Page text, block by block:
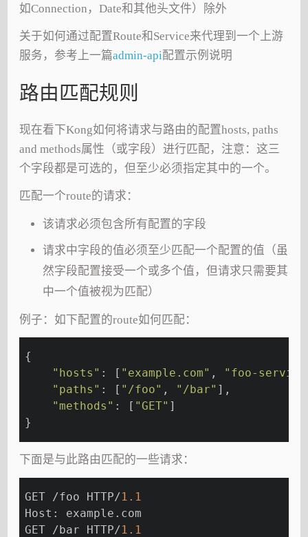
如Connection，Date和其他头文件）除外
关于如何通过配置Route和Service来代理到一个上游
服务，参考上一篇admin-api配置示例说明
路由匹配规则
现在看下Kong如何将请求与路由的配置hosts, paths
and methods属性（或字段）进行匹配，注意：这三
个字段都是可选的，但至少必须指定其中的一个。
匹配一个route的请求：
该请求必须包含所有配置的字段
请求中字段的值必须至少匹配一个配置的值（虽
然字段配置接受一个或多个值，但请求只需要其
中一个值被视为匹配）
例子：如下配置的route如何匹配：
{
"hosts" : [ "example.com" ,
"foo-
"paths" : [ "/foo" , "/bar" ],
"methods" : [ "GET" ]
}
下面是与此路由匹配的一些请求：
GET /foo HTTP/1.1
Host: example.com
GET /bar HTTP/1.1